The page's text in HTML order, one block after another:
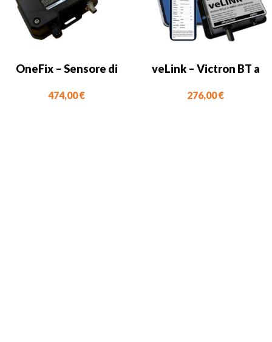
OneFix – Sensore di
ad alta precisione
474,00€
veLink – Victron BT a
276,00€